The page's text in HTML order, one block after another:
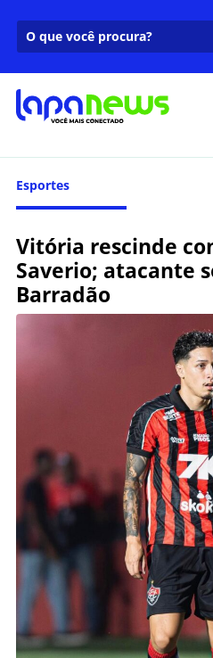
Esportes
Vitória rescinde
Saverio; atacante
Barradão